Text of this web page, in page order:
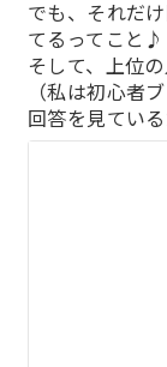
でも、それだ
てるってこと♪
そして、上位
（私は初心者
回答を見てい